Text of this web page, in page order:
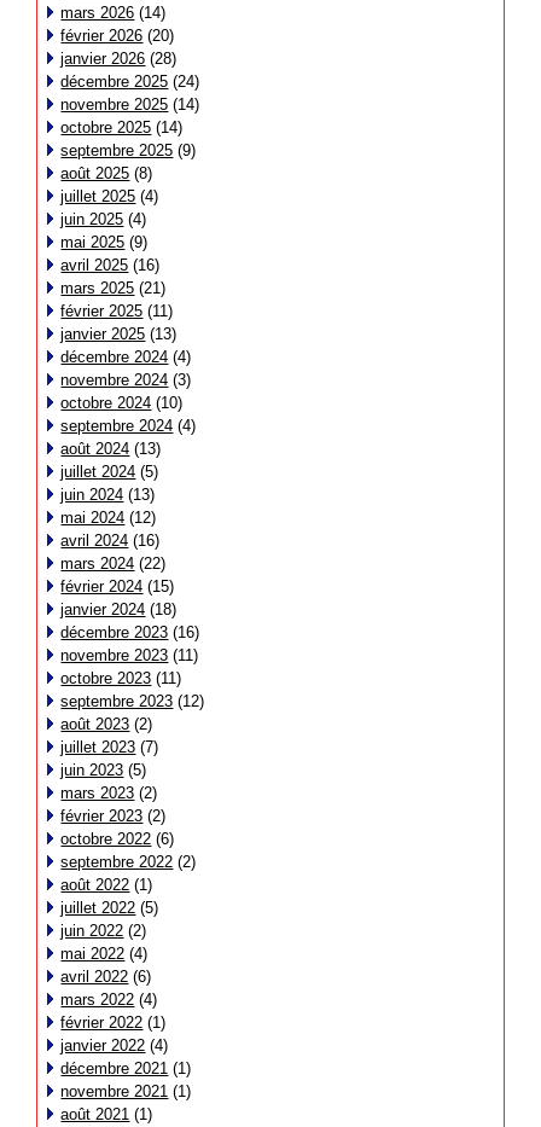
mars 2026 (14)
février 2026 (20)
janvier 2026 (28)
décembre 2025 (24)
novembre 2025 (14)
octobre 2025 (14)
septembre 2025 (9)
août 2025 (8)
juillet 2025 (4)
juin 2025 (4)
mai 2025 (9)
avril 2025 (16)
mars 2025 (21)
février 2025 (11)
janvier 2025 (13)
décembre 2024 (4)
novembre 2024 (3)
octobre 2024 (10)
septembre 2024 (4)
août 2024 (13)
juillet 2024 (5)
juin 2024 (13)
mai 2024 (12)
avril 2024 (16)
mars 2024 (22)
février 2024 (15)
janvier 2024 (18)
décembre 2023 (16)
novembre 2023 (11)
octobre 2023 (11)
septembre 2023 (12)
août 2023 (2)
juillet 2023 (7)
juin 2023 (5)
mars 2023 (2)
février 2023 (2)
octobre 2022 (6)
septembre 2022 (2)
août 2022 (1)
juillet 2022 (5)
juin 2022 (2)
mai 2022 (4)
avril 2022 (6)
mars 2022 (4)
février 2022 (1)
janvier 2022 (4)
décembre 2021 (1)
novembre 2021 (1)
août 2021 (1)